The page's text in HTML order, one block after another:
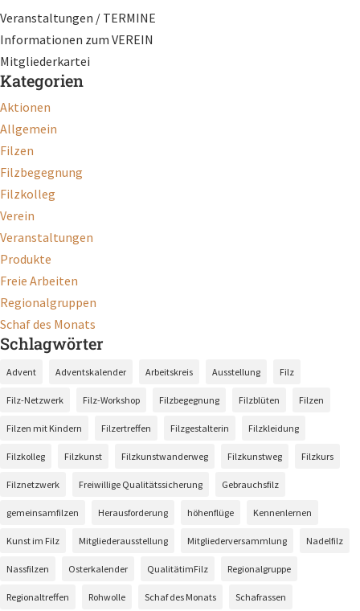
Veranstaltungen / TERMINE
Informationen zum VEREIN
Mitgliederkartei
Kategorien
Aktionen
Allgemein
Filzen
Filzbegegnung
Filzkolleg
Verein
Veranstaltungen
Produkte
Freie Arbeiten
Regionalgruppen
Schaf des Monats
Schlagwörter
Advent Adventskalender Arbeitskreis Ausstellung Filz
Filz-Netzwerk Filz-Workshop Filzbegegnung Filzblüten Filzen
Filzen mit Kindern Filzertreffen Filzgestalterin Filzkleidung
Filzkolleg Filzkunst Filzkunstwanderweg Filzkunstweg Filzkurs
Filznetzwerk Freiwillige Qualitätssicherung Gebrauchsfilz
gemeinsamfilzen Herausforderung höhenflüge Kennenlernen
Kunst im Filz Mitgliederausstellung Mitgliederversammlung Nadelfilz
Nassfilzen Osterkalender QualitätimFilz Regionalgruppe
Regionaltreffen Rohwolle Schaf des Monats Schafrassen